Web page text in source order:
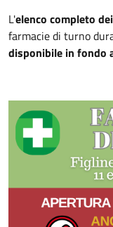
L'elenco completo
farmacie di turno
disponibile in fondo